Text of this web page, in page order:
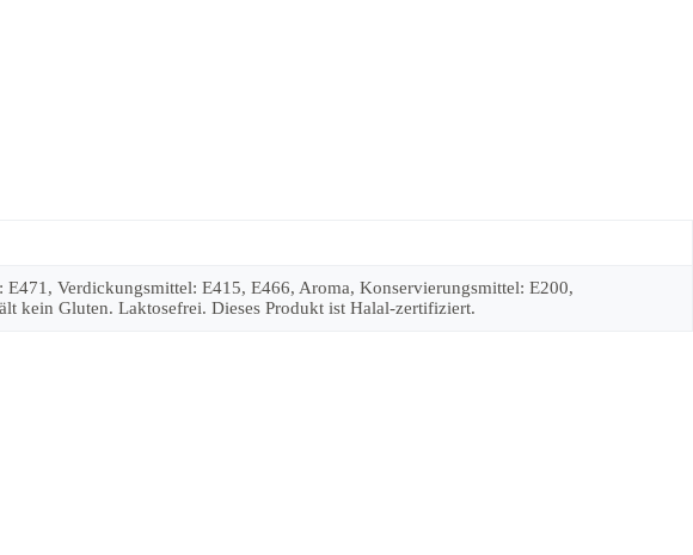
Verdickungsmittel: E415, E466, Aroma, Konservierungsmittel: E200,
kein Gluten. Laktosefrei. Dieses Produkt ist Halal-zertifiziert.